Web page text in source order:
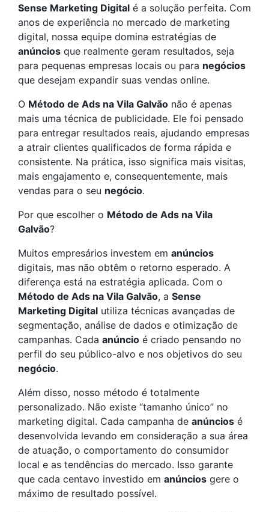
Sense Marketing Digital é a solução perfeita. Com
anos de experiência no mercado de marketing
digital, nossa equipe domina estratégias de
anúncios que realmente geram resultados, seja
para pequenas empresas locais ou para negócios
que desejam expandir suas vendas online.
O Método de Ads na Vila Galvão não é apenas
mais uma técnica de publicidade. Ele foi pensado
para entregar resultados reais, ajudando empresas
a atrair clientes qualificados de forma rápida e
consistente. Na prática, isso significa mais visitas,
mais engajamento e, consequentemente, mais
vendas para o seu negócio.
Por que escolher o Método de Ads na Vila
Galvão?
Muitos empresários investem em anúncios
digitais, mas não obtêm o retorno esperado. A
diferença está na estratégia aplicada. Com o
Método de Ads na Vila Galvão, a Sense
Marketing Digital utiliza técnicas avançadas de
segmentação, análise de dados e otimização de
campanhas. Cada anúncio é criado pensando no
perfil do seu público-alvo e nos objetivos do seu
negócio.
Além disso, nosso método é totalmente
personalizado. Não existe “tamanho único” no
marketing digital. Cada campanha de anúncios é
desenvolvida levando em consideração a sua área
de atuação, o comportamento do consumidor
local e as tendências do mercado. Isso garante
que cada centavo investido em anúncios gere o
máximo de resultado possível.